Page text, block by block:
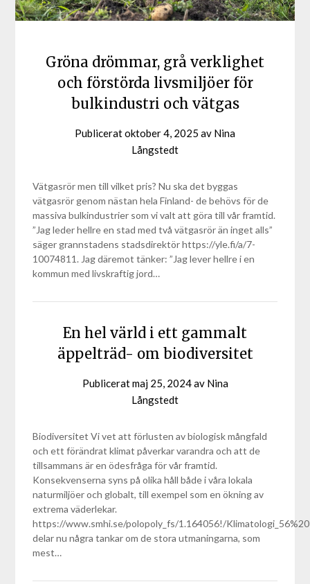
Gröna drömmar, grå verklighet
och förstörda livsmiljöer för
bulkindustri och vätgas
Publiceratoktober 4, 2025 av Nina
Långstedt
Vätgasrör men till vilket pris? Nu ska det byggas
vätgasrör genom nästan hela Finland- de behövs för de
massiva bulkindustrier som vi valt att göra till vår framtid.
”Jag leder hellre en stad med två vätgasrör än inget alls”
säger grannstadens stadsdirektör https://yle.fi/a/7-
10074811. Jag däremot tänker: ”Jag lever hellre i en
kommun med livskraftig jord…
En hel värld i ett gammalt
äppelträd- om biodiversitet
Publiceratmaj 25, 2024av Nina
Långstedt
Biodiversitet Vi vet att förlusten av biologisk mångfald
och ett förändrat klimat påverkar varandra och att de
tillsammans är en ödesfråga för vår framtid.
Konsekvenserna syns på olika håll både i våra lokala
naturmiljöer och globalt, till exempel som en ökning av
extrema väderlekar.
https://www.smhi.se/polopoly_fs/1.164056!/
delar nu några tankar om de stora utmaningarna, som
mest…